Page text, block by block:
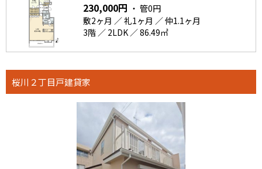
230,000円 ・ 管0円
敷2ヶ月 ／ 礼1ヶ月 ／ 仲1.1ヶ月
3階 ／ 2LDK ／ 86.49㎡
桜川２丁目戸建貸家